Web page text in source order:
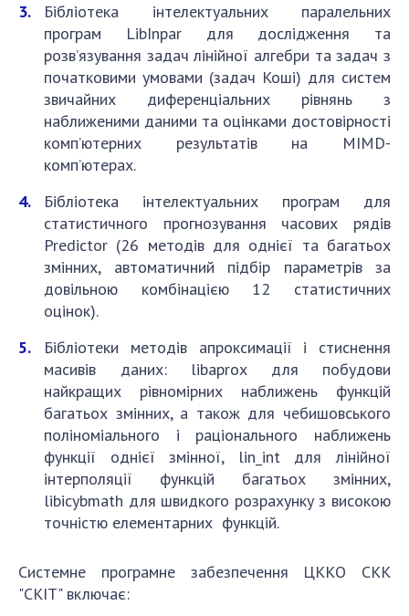
Бібліотека інтелектуальних паралельних
програм LibInpar для дослідження та
розв’язування задач лінійної алгебри та задач з
початковими умовами (задач Коші) для систем
звичайних диференціальних рівнянь з
наближеними даними та оцінками достовірності
комп’ютерних результатів на MIMD-
комп’ютерах.
Бібліотека інтелектуальних програм для
статистичного прогнозування часових рядів
Predictor (26 методів для однієї та багатьох
змінних, автоматичний підбір параметрів за
довільною комбінацією 12 статистичних
оцінок).
Бібліотеки методів апроксимації і стиснення
масивів даних: libaprox для побудови
найкращих рівномірних наближень функцій
багатьох змінних, а також для чебишовського
поліноміального і раціонального наближень
функції однієї змінної, lin_int для лінійної
інтерполяції функцій багатьох змінних,
libicybmath для швидкого розрахунку з високою
точністю елементарних функцій.
Системне програмне забезпечення ЦККО СКК
"СКІТ" включає: